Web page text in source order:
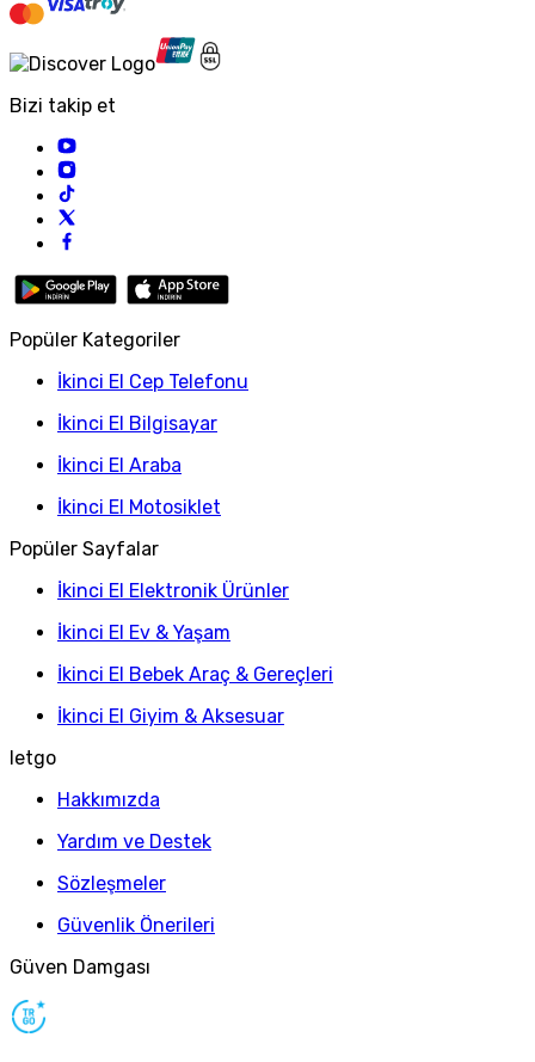
Bizi takip et
Popüler Kategoriler
İkinci El Cep Telefonu
İkinci El Bilgisayar
İkinci El Araba
İkinci El Motosiklet
Popüler Sayfalar
İkinci El Elektronik Ürünler
İkinci El Ev & Yaşam
İkinci El Bebek Araç & Gereçleri
İkinci El Giyim & Aksesuar
letgo
Hakkımızda
Yardım ve Destek
Sözleşmeler
Güvenlik Önerileri
Güven Damgası